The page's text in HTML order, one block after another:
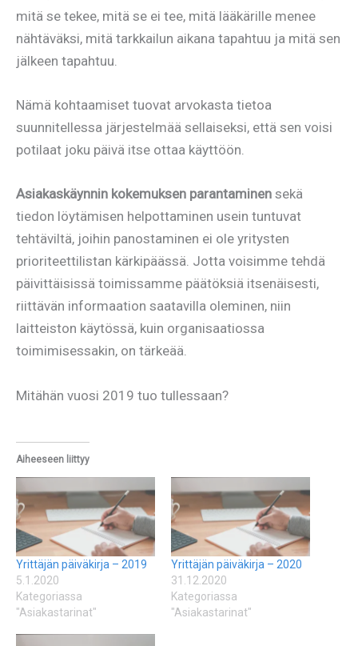
mitä se tekee, mitä se ei tee, mitä lääkärille menee
nähtäväksi, mitä tarkkailun aikana tapahtuu ja mitä sen
jälkeen tapahtuu.
Nämä kohtaamiset tuovat arvokasta tietoa
suunnitellessa järjestelmää sellaiseksi, että sen voisi
potilaat joku päivä itse ottaa käyttöön.
Asiakaskäynnin kokemuksen parantaminen sekä
tiedon löytämisen helpottaminen usein tuntuvat
tehtäviltä, joihin panostaminen ei ole yritysten
prioriteettilistan kärkipäässä. Jotta voisimme tehdä
päivittäisissä toimissamme päätöksiä itsenäisesti,
riittävän informaation saatavilla oleminen, niin
laitteiston käytössä, kuin organisaatiossa
toimimisessakin, on tärkeää.
Mitähän vuosi 2019 tuo tullessaan?
Aiheeseen liittyy
Yrittäjän päiväkirja – 2019
5.1.2020
Kategoriassa
"Asiakastarinat"
Yrittäjän päiväkirja – 2020
31.12.2020
Kategoriassa
"Asiakastarinat"